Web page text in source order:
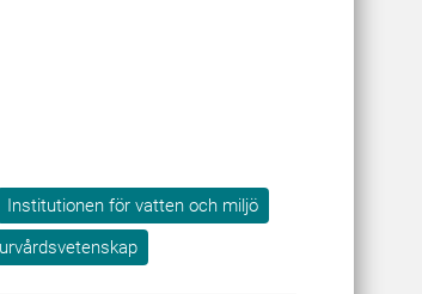
Institutionen för vatten och miljö